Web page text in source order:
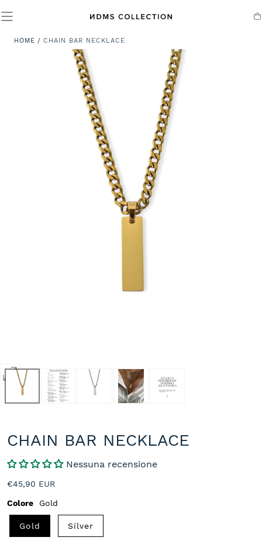
Apri
media
0
modale
HOME / CHAIN BAR NECKLACE
CHAIN BAR NECKLACE
Nessuna recensione
Prezzo
€45,90 EUR
Colore Gold
Gold Silver